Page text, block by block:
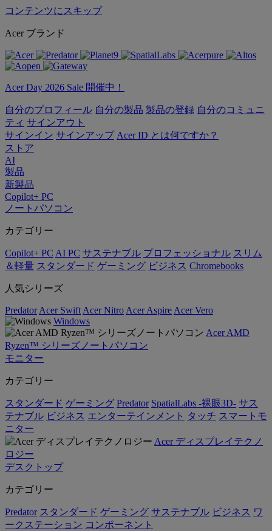
コンテンツにスキップ
Acer ブランド
Acer Day 2026 Sale 開催中！
自分のプロフィール 自分の製品 製品の登録 自分のコミュニ
ティ サインアウト
サインイン サインアップ Acer ID とは何ですか？
ストア
AI
製品
新製品
Copilot+ PC
ノートパソコン
カテゴリー
Copilot+ PC AI PC サステナブル プロフェッショナル スリム
＆軽量 スタンダード ゲーミング ビジネス Chromebooks
人気シリーズ
Predator Acer Swift Acer Nitro Acer Aspire Acer Vero
Windows
Acer AMD
Ryzen™ シリーズノートパソコン
モニター
カテゴリー
スタンダード ゲーミング Predator SpatialLabs -裸眼3D- サス
テナブル ビジネス エンターテインメント タッチ スマートモ
ニター
Acer ディスプレイテクノ
ロジー
デスクトップ
カテゴリー
Predator スタンダード ゲーミング サステナブル ビジネス ワ
ークステーション コンポーネント